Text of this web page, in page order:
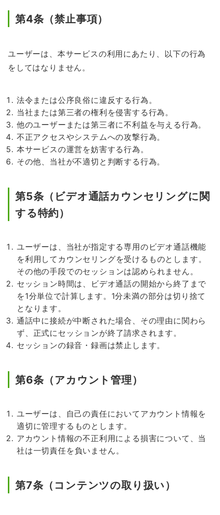
第4条（禁止事項）
ユーザーは、本サービスの利用にあたり、以下の行為
をしてはなりません。
法令または公序良俗に違反する行為。
当社または第三者の権利を侵害する行為。
他のユーザーまたは第三者に不利益を与える行為。
不正アクセスやシステムへの攻撃行為。
本サービスの運営を妨害する行為。
その他、当社が不適切と判断する行為。
第5条（ビデオ通話カウンセリングに関
する特約）
ユーザーは、当社が指定する専用のビデオ通話機能
を利用してカウンセリングを受けるものとします。
その他の手段でのセッションは認められません。
セッション時間は、ビデオ通話の開始から終了まで
を1分単位で計算します。1分未満の部分は切り捨て
となります。
通話中に接続が中断された場合、その理由に関わら
ず、正式にセッションが終了請求されます。
セッションの録音・録画は禁止します。
第6条（アカウント管理）
ユーザーは、自己の責任においてアカウント情報を
適切に管理するものとします。
アカウント情報の不正利用による損害について、当
社は一切責任を負いません。
第7条（コンテンツの取り扱い）